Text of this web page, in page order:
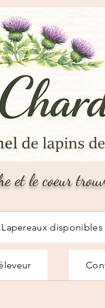
et le coeur
Lapereaux disponibles